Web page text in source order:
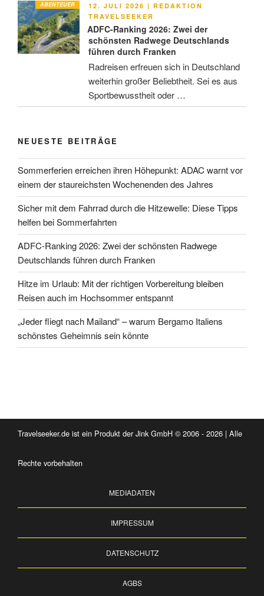
ABENTEUER
VERÖFFENTLICHT
AM
12. JULI 2026 | REDAKTION
TRAVELSEEKER
ADFC-Ranking 2026: Zwei der
schönsten Radwege Deutschlands
führen durch Franken
Radreisen erfreuen sich in Deutschland
weiterhin großer Beliebtheit. Sei es aus
Sportbewusstheit oder …
NEUESTE BEITRÄGE
Sommerferien erreichen ihren Höhepunkt: ADAC warnt vor
einem der staureichsten Wochenenden des Jahres
Sicher mit dem Fahrrad durch die Hitzewelle: Diese Tipps
helfen bei Sommerfahrten
ADFC-Ranking 2026: Zwei der schönsten Radwege
Deutschlands führen durch Franken
Hitze im Urlaub: Mit der richtigen Vorbereitung bleiben
Reisen auch im Hochsommer entspannt
„Jeder fliegt nach Mailand“ – warum Bergamo Italiens
schönstes Geheimnis sein könnte
Travelseeker.de ist ein Produkt der Jink GmbH © 2006 - 2026 | Alle
Rechte vorbehalten
MEDIADATEN
IMPRESSUM
DATENSCHUTZ
AGBS